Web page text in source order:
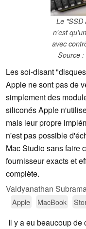
Le "SSD
n'est
avec
Source :
Les soi-disant
Apple ne sont pas de
simplement des
siliconés Apple
mais leur propre
n'est pas possible
Mac Studio sans faire
fournisseur exacts et
complète.
Vaidyanathan
Apple MacBook
Il y a eu beaucoup de